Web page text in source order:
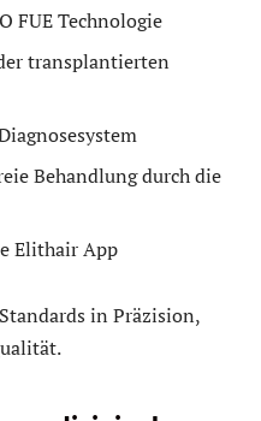
FUE Technologie
transplantierten
Behandlung durch die
Elithair App
in Präzision,